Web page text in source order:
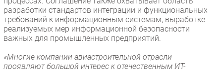
Каталог компаний
разработки стандартов интеграции и функциональных
требований к информационным системам, выработке
реализуемых мер информационной безопасности
важных для промышленных предприятий.
«Многие компании авиастроительной отрасли
проявляют большой интерес к отечественным ИТ-